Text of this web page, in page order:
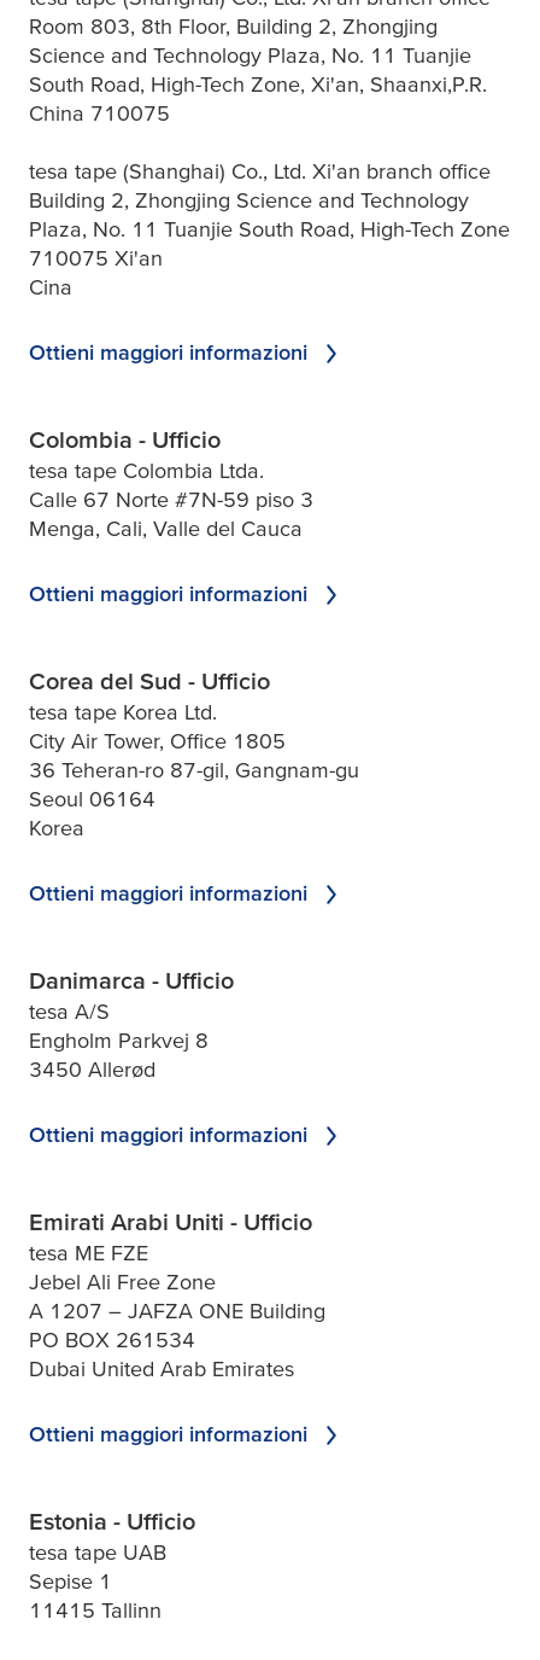
Room 803, 8th Floor, Building 2, Zhongjing
Science and Technology Plaza, No. 11 Tuanjie
South Road, High-Tech Zone, Xi'an, Shaanxi,P.R.
China 710075
tesa tape (Shanghai) Co., Ltd. Xi'an branch office
Building 2, Zhongjing Science and Technology
Plaza, No. 11 Tuanjie South Road, High-Tech Zone
710075 Xi'an
Cina
Ottieni maggiori informazioni
Colombia - Ufficio
tesa tape Colombia Ltda.
Calle 67 Norte #7N-59 piso 3
Menga, Cali, Valle del Cauca
Ottieni maggiori informazioni
Corea del Sud - Ufficio
tesa tape Korea Ltd.
City Air Tower, Office 1805
36 Teheran-ro 87-gil, Gangnam-gu
Seoul 06164
Korea
Ottieni maggiori informazioni
Danimarca - Ufficio
tesa A/S
Engholm Parkvej 8
3450 Allerød
Ottieni maggiori informazioni
Emirati Arabi Uniti - Ufficio
tesa ME FZE
Jebel Ali Free Zone
A 1207 – JAFZA ONE Building
PO BOX 261534
Dubai United Arab Emirates
Ottieni maggiori informazioni
Estonia - Ufficio
tesa tape UAB
Sepise 1
11415 Tallinn